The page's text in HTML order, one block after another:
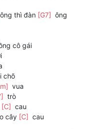
ông thì đàn [G7] ông
cô gái
chõ
vua
trò
[C] cau
cây [C] cau